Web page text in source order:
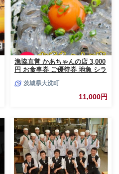
漁協直営 かあちゃんの店 3,000
円 お食事券 ご優待券 地魚 シラ
茨城県大洗町
11,000円